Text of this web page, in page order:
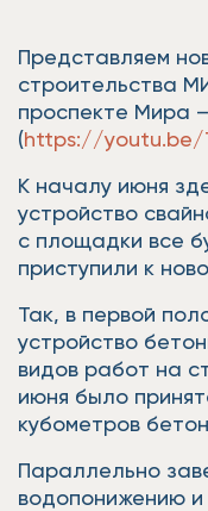
Представляем
строительства
проспекте Мира –
(https://youtu.be/
К началу июня
устройство
с площадки все
приступили к
Так, в первой
устройство
видов работ на
июня было
кубометров
Параллельно
водопонижению